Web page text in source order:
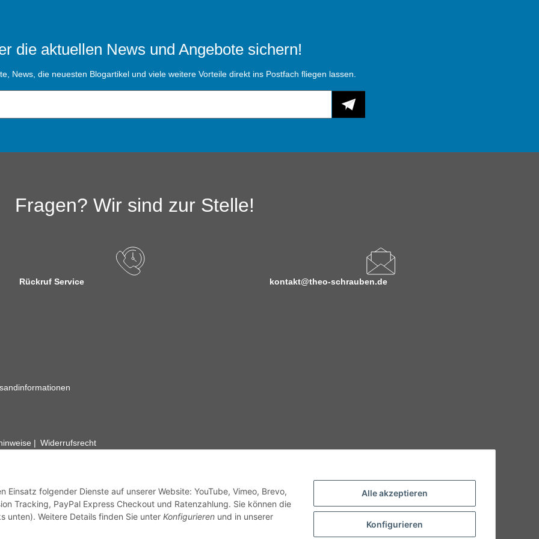
Alle akzeptieren
Konfigurieren
Einsatz folgender Dienste auf unserer Website: YouTube, Vimeo, Brevo,
Tracking, PayPal Express Checkout und Ratenzahlung. Sie können die
unten). Weitere Details finden Sie unter Konfigurieren und in unserer
die aktuellen News und Angebote sichern!
News, die neuesten Blogartikel und viele weitere Vorteile direkt ins Postfach fliegen lassen.
Fragen? Wir sind zur Stelle!
Rückruf Service kontakt@theo-schrauben.de
Widerrufsrecht
Abbildungen der Artikel können beispielhaft sein und vom Produkt abweichen.